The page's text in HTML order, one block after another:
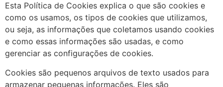
Esta Política de Cookies explica o que são cookies e
como os usamos, os tipos de cookies que utilizamos,
ou seja, as informações que coletamos usando cookies
e como essas informações são usadas, e como
gerenciar as configurações de cookies.
Cookies são pequenos arquivos de texto usados para
armazenar pequenas informações. Eles são